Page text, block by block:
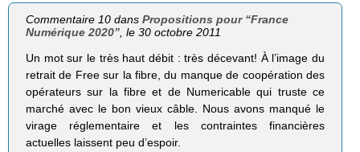
Commentaire 10 dansPropositions pour “France
Numérique 2020”, le 30 octobre 2011
Un mot sur le très haut débit : très décevant! À l’image du
retrait de Free sur la fibre, du manque de coopération des
opérateurs sur la fibre et de Numericable qui truste ce
marché avec le bon vieux câble. Nous avons manqué le
virage réglementaire et les contraintes financières
actuelles laissent peu d’espoir.